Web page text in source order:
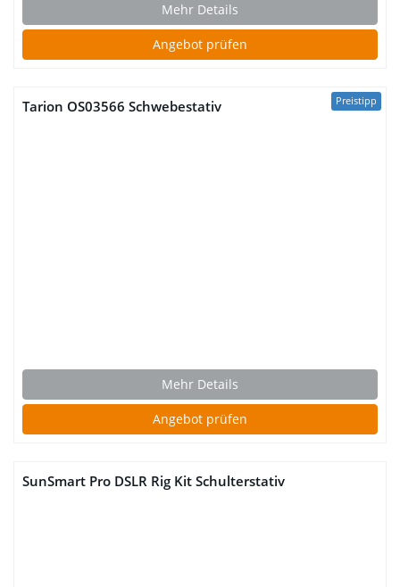
Mehr Details
Angebot prüfen
Preistipp
Tarion OS03566 Schwebestativ
Mehr Details
Angebot prüfen
SunSmart Pro DSLR Rig Kit Schulterstativ